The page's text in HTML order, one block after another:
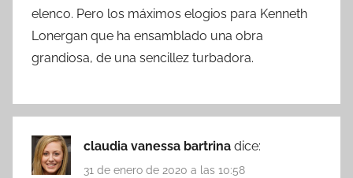
elenco. Pero los máximos elogios para Kenneth
Lonergan que ha ensamblado una obra
grandiosa, de una sencillez turbadora.
claudia vanessa bartrina dice:
31 de enero de 2020 a las 10:58